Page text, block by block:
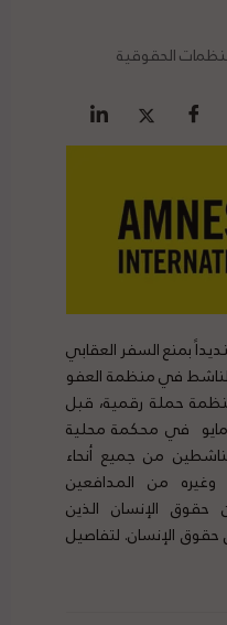
الحقوقية
بمنع السفر العقابي
في منظمة العفو
حملة رقمية، قبل
جلسة الاستماع المقررة في 30 مايو في محكمة محلية
من جميع أنحاء
من المدافعين
حقوق الإنسان الذين
الإنسان. لتفاصيل